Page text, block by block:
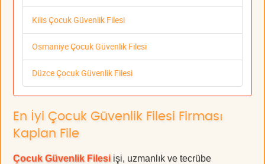
Kilis Çocuk Güvenlik Filesi
Osmaniye Çocuk Güvenlik Filesi
Düzce Çocuk Güvenlik Filesi
En İyi Çocuk Güvenlik Filesi Firması
Kaplan File
Çocuk Güvenlik Filesi işi, uzmanlık ve tecrübe